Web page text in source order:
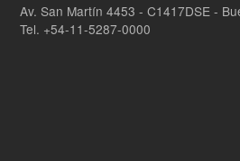
Av. San Martín 4453 - C1417DSE -
Tel. +54-11-5287-0000